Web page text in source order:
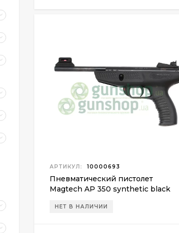
АРТИКУЛ: 10000693
Пневматический пистолет
Magtech AP 350 synthetic black
НЕТ В НАЛИЧИИ